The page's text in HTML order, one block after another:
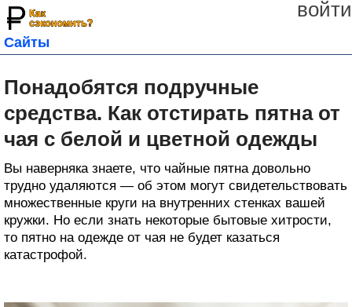
войти
Сайты
Понадобятся подручные
средства. Как отстирать пятна от
чая с белой и цветной одежды
Вы наверняка знаете, что чайные пятна довольно
трудно удаляются — об этом могут свидетельствовать
множественные круги на внутренних стенках вашей
кружки. Но если знать некоторые бытовые хитрости,
то пятно на одежде от чая не будет казаться
катастрофой.